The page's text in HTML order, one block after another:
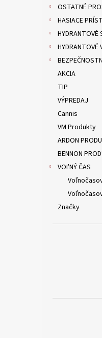
OSTATNÉ
HASIACE
HYDRANTOVÉ
HYDRANTOVÉ
AKCIA
TIP
VÝPREDAJ
Cannis
VM Produkty
ARDON
BENNON
VOĽNÝ ČAS
Značky